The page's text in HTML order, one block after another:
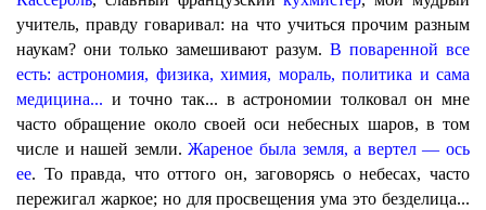
учитель, правду говаривал: на что учиться прочим разным
наукам? они только замешивают разум. В поваренной все
есть: астрономия, физика, химия, мораль, политика и сама
медицина... и точно так... в астрономии толковал он мне
часто обращение около своей оси небесных шаров, в том
числе и нашей земли.Жареное была земля, а вертел — ось
ее. То правда, что оттого он, заговорясь о небесах, часто
пережигал жаркое; но для просвещения ума это безделица...